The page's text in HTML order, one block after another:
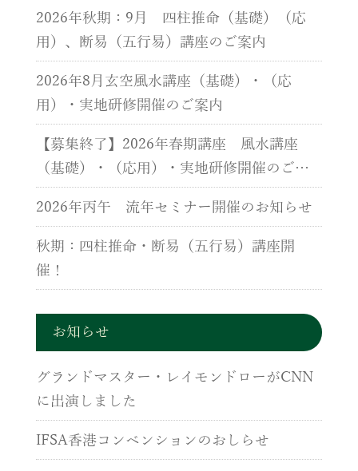
2026年秋期：9月 四柱推命（基礎）（応
用）、断易（五行易）講座のご案内
2026年8月玄空風水講座（基礎）・（応
用）・実地研修開催のご案内
【募集終了】2026年春期講座 風水講座
（基礎）・（応用）・実地研修開催のご案
内
2026年丙午 流年セミナー開催のお知らせ
秋期：四柱推命・断易（五行易）講座開
催！
お知らせ
グランドマスター・レイモンドローがCNN
に出演しました
IFSA香港コンベンションのおしらせ